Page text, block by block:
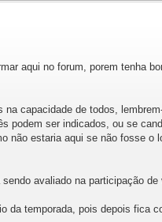
aqui no forum, porem tenha
capacidade de todos,
ser indicados, ou se
não estaria aqui se não fosse o
avaliado na participação de
temporada, pois depois fica